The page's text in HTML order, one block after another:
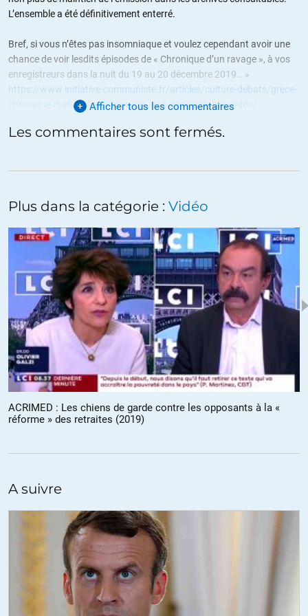
L’ensemble a été définitivement enterré.
Bref, si vous n’êtes pas insomniaque et voulez cependant avoir une
chance de voir lesdits épisodes de « Chronique d’un ravage », à vos
enregistreurs dans la nuit du 19 au 20 décembre 2019… »
https://www.initiative-communiste.fr/articles/culture-debats/grece-
chronique-dun-ravage-a-voir-sur-arte-documentaire-video/
+18 ALERTER
Paul
un-ravage-1926-1955/
MOD: lien non actif!!
A voir aussi
dépessage de la Grèce …
https://youtu.be/NDYNlnLP9m4
+4 ALERTER
Arte, chronique d’un ravage, 2019-?
Dernier épisode de la série : Presse, chronique d’un ravage
compatible avec le néolibéralisme) et la Loi contre la haine (contre
ALERTER
fox23// 29.12.2019 à 14h42
Cher ami, les avertissements de Annie Lacroix-Riz étaient clairs,bien
Afficher tous les commentaires
Les commentaires sont fermés.
Plus dans la catégorie : Vidéo
ACRIMED : Les chiens de garde contre les opposants à la «
réforme » des retraites (2019)
A suivre